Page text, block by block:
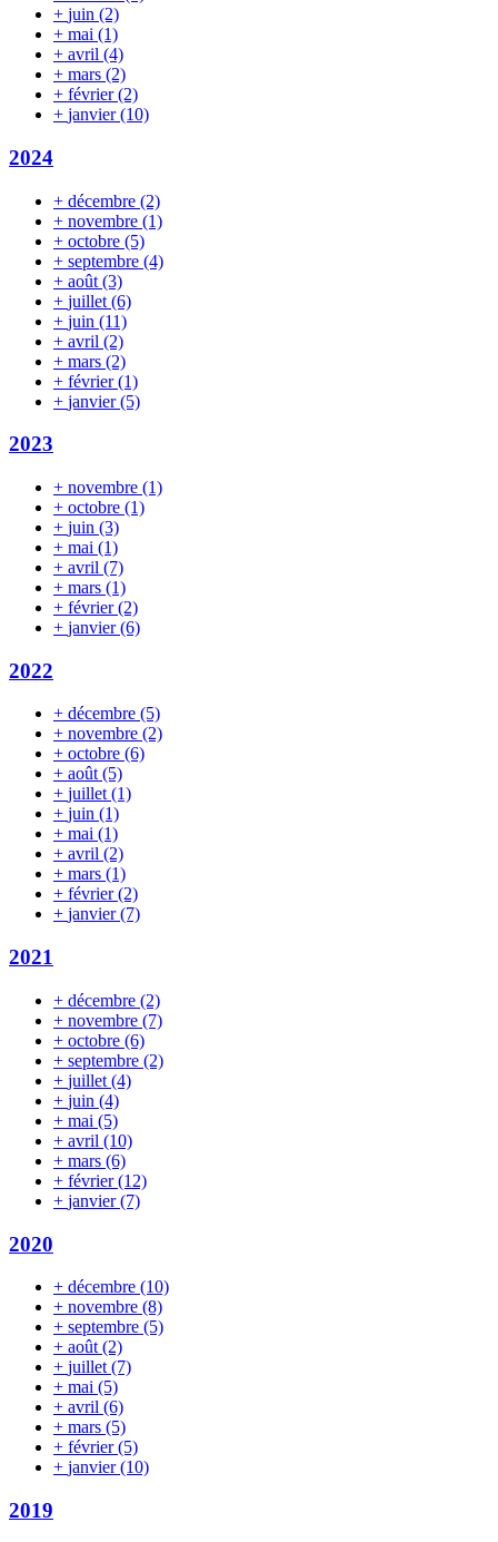
+ juin (2)
+ mai (1)
+ avril (4)
+ mars (2)
+ février(2)
+ janvier(10)
2024
+ décembre (2)
+ novembre (1)
+ octobre (5)
+ septembre (4)
+ août (3)
+ juillet (6)
+ juin (11)
+ avril (2)
+ mars (2)
+ février(1)
+ janvier(5)
2023
+ novembre (1)
+ octobre (1)
+ juin (3)
+ mai (1)
+ avril (7)
+ mars (1)
+ février(2)
+ janvier(6)
2022
+ décembre (5)
+ novembre (2)
+ octobre (6)
+ août (5)
+ juillet (1)
+ juin (1)
+ mai (1)
+ avril (2)
+ mars (1)
+ février(2)
+ janvier(7)
2021
+ décembre (2)
+ novembre (7)
+ octobre (6)
+ septembre (2)
+ juillet (4)
+ juin (4)
+ mai (5)
+ avril (10)
+ mars (6)
+ février(12)
+ janvier(7)
2020
+ décembre (10)
+ novembre (8)
+ septembre (5)
+ août (2)
+ juillet (7)
+ mai (5)
+ avril (6)
+ mars (5)
+ février(5)
+ janvier(10)
2019